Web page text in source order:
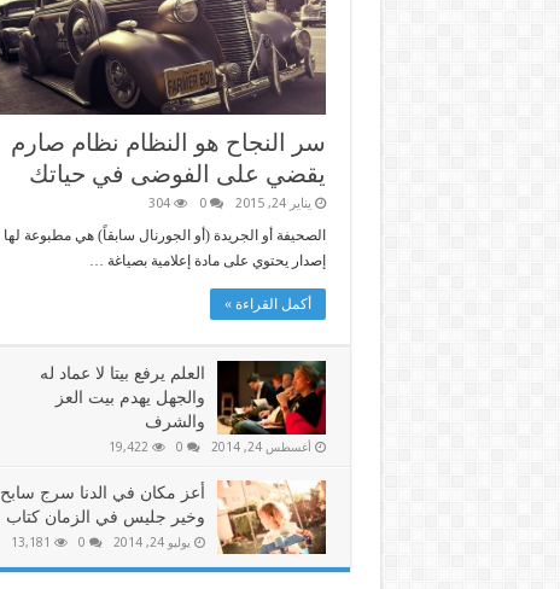
سر النجاح هو النظام نظام صارم
يقضي على الفوضى في حياتك
يناير 24, 2015 0
304
الصحيفة أو الجريدة (أو الجورنال سابقاً) هي مطبوعة لها
إصدار يحتوي على مادة إعلامية بصياغة …
أكمل القراءة »
العلم يرفع بيتا لا عماد له
والجهل يهدم بيت العز
والشرف
أغسطس 24, 2014 0
19,422
أعز مكان في الدنا سرج سابح
وخير جليس في الزمان كتاب
يوليو 24, 2014 0
13,181